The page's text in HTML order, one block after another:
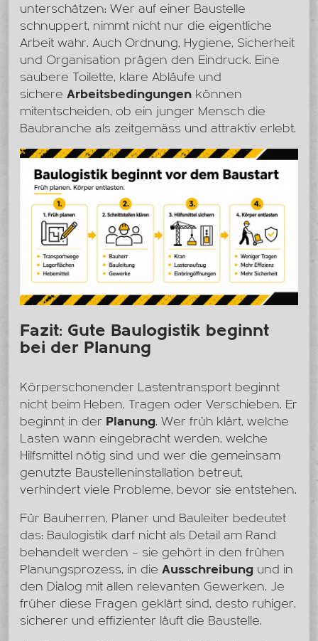
unterschätzen: Wer auf einer Baustelle
schnuppert, nimmt nicht nur die eigentliche
Arbeit wahr. Auch Ordnung, Hygiene, Sicherheit
und Organisation prägen den Eindruck. Eine
saubere Toilette, klare Abläufe und
sichere Arbeitsbedingungen können
mitentscheiden, ob ein junger Mensch die
Baubranche als zeitgemäss und attraktiv erlebt.
Fazit: Gute Baulogistik beginnt
bei der Planung
Körperschonender Lastentransport beginnt
nicht beim Heben, Tragen oder Verschieben. Er
beginnt in der Planung. Wer früh klärt, welche
Lasten wann eingebracht werden, welche
Hilfsmittel nötig sind und wer die gemeinsam
genutzte Baustelleninstallation betreut,
verhindert viele Probleme, bevor sie entstehen.
Für Bauherren, Planer und Bauleiter bedeutet
das: Baulogistik darf nicht als Detail am Rand
behandelt werden – sie gehört in den frühen
Planungsprozess, in die Ausschreibung und in
den Dialog mit allen relevanten Gewerken. Je
früher diese Fragen geklärt sind, desto ruhiger,
sicherer und effizienter läuft die Baustelle.